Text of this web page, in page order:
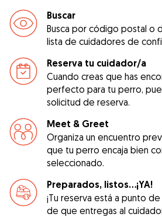
Buscar
Busca por código postal o
lista de cuidadores de
Reserva tu cuidador/a
Cuando creas que has
perfecto para tu perro,
solicitud de reserva.
Meet & Greet
Organiza un encuentro
que tu perro encaja bien
seleccionado.
Preparados, listos...¡YA!
¡Tu reserva está a punto
de que entregas al